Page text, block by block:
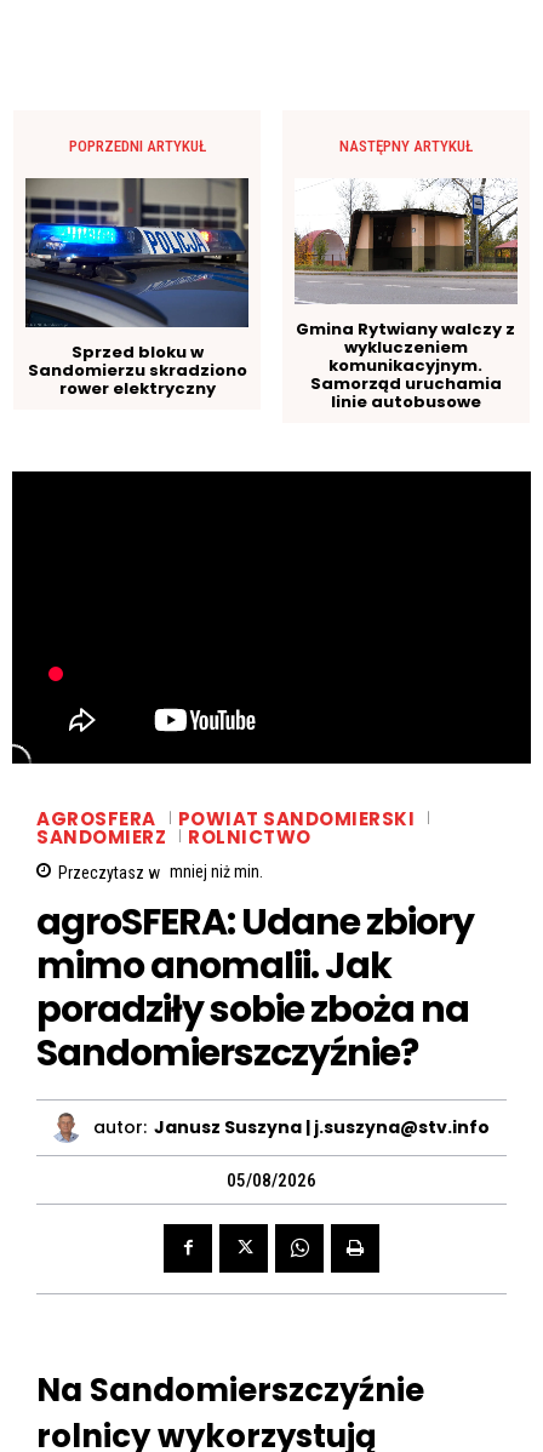
POPRZEDNI ARTYKUŁ
Sprzed bloku w
Sandomierzu skradziono
rower elektryczny
NASTĘPNY ARTYKUŁ
Gmina Rytwiany walczy z
wykluczeniem
komunikacyjnym.
Samorząd uruchamia
linie autobusowe